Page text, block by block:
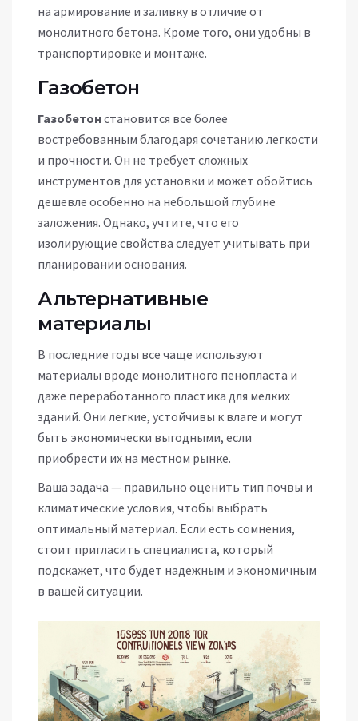
на армирование и заливку в отличие от
монолитного бетона. Кроме того, они удобны в
транспортировке и монтаже.
Газобетон
Газобетонстановится все более
востребованным благодаря сочетанию легкости
и прочности. Он не требует сложных
инструментов для установки и может обойтись
дешевле особенно на небольшой глубине
заложения. Однако, учтите, что его
изолирующие свойства следует учитывать при
планировании основания.
Альтернативные
материалы
В последние годы все чаще используют
материалы вроде монолитного пенопласта и
даже переработанного пластика для мелких
зданий. Они легкие, устойчивы к влаге и могут
быть экономически выгодными, если
приобрести их на местном рынке.
Ваша задача — правильно оценить тип почвы и
климатические условия, чтобы выбрать
оптимальный материал. Если есть сомнения,
стоит пригласить специалиста, который
подскажет, что будет надежным и экономичным
в вашей ситуации.